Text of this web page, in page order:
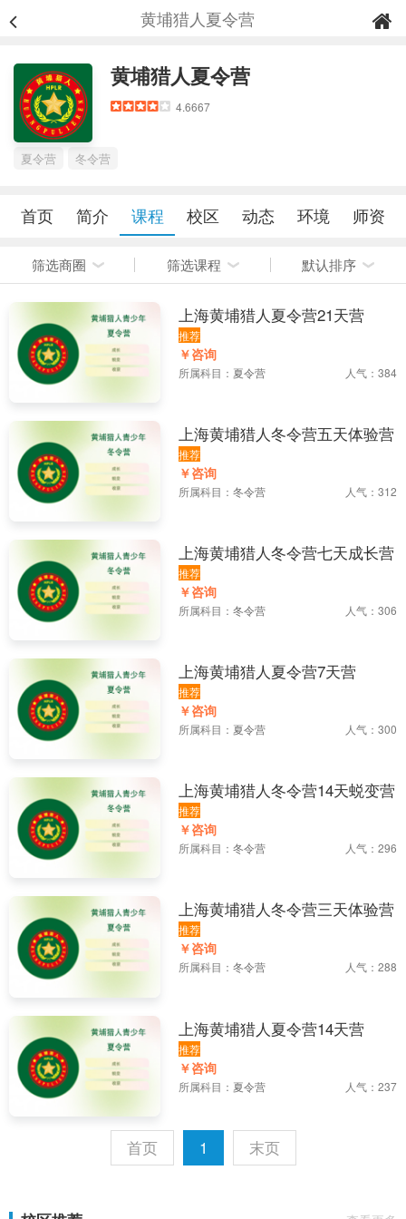
黄埔猎人夏令营
黄埔猎人夏令营
4.6667
夏令营 冬令营
首页 简介 课程 校区 动态 环境 师资
筛选商圈 筛选课程 默认排序
上海黄埔猎人夏令营21天营
推荐
￥咨询
所属科目： 夏令营 人气：384
上海黄埔猎人冬令营五天体验营
推荐
￥咨询
所属科目： 冬令营 人气：312
上海黄埔猎人冬令营七天成长营
推荐
￥咨询
所属科目： 冬令营 人气：306
上海黄埔猎人夏令营7天营
推荐
￥咨询
所属科目： 夏令营 人气：300
上海黄埔猎人冬令营14天蜕变营
推荐
￥咨询
所属科目： 冬令营 人气：296
上海黄埔猎人冬令营三天体验营
推荐
￥咨询
所属科目： 冬令营 人气：288
上海黄埔猎人夏令营14天营
推荐
￥咨询
所属科目： 夏令营 人气：237
首页 1 末页